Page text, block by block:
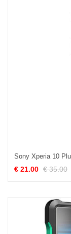
€ 21.00 € 35.00